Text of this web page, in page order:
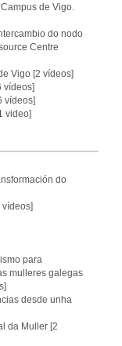
de Vigo.
do nodo
Centre
Vigo [2 vídeos]
vídeos]
vídeos]
video]
do
vídeos]
para
mulleres galegas
desde unha
da Muller [2